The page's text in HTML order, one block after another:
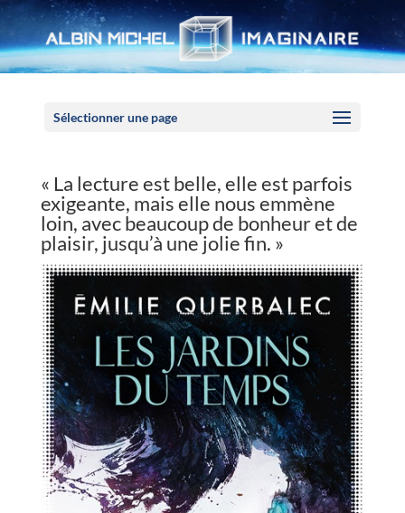
Sélectionner une page
« La lecture est belle, elle est parfois
exigeante, mais elle nous emmène
loin, avec beaucoup de bonheur et de
plaisir, jusqu’à une jolie fin. »
Panneau de gestion des cookies